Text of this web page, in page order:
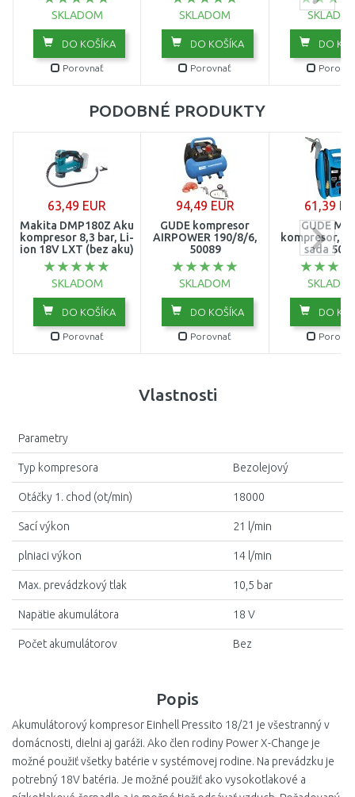
SKLADOM
DO KOŠÍKA
Porovnať
SKLADOM
DO KOŠÍKA
Porovnať
DO
PODOBNÉ PRODUKTY
63,49 EUR
Makita DMP180Z Aku
kompresor 8,3 bar, Li-
ion 18V LXT (bez aku)
SKLADOM
DO KOŠÍKA
Porovnať
94,49 EUR
GÜDE kompresor
AIRPOWER 190/8/6,
50089
SKLADOM
DO KOŠÍKA
Porovnať
61,39
GUDE
kompresor,
sada
DO
Popis
Akumulátorový kompresor Einhell Pressito 18/21 je všestranný v
domácnosti, dielni aj garáži. Ako člen rodiny Power X-Change je
možné použiť všetky batérie v systémovej rodine. Na prevádzku je
potrebný 18V batéria. Je možné použiť ako vysokotlakové a
Vlastnosti
Parametry
Typ kompresora Bezolejový
Otáčky 1. chod (ot/min) 18000
Sací výkon 21 l/min
plniaci výkon 14 l/min
Max. prevádzkový tlak 10,5 bar
Napätie akumulátora 18 V
Počet akumulátorov Bez